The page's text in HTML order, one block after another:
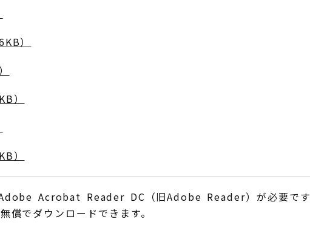
）
）
）
Adobe Acrobat Reader DC（旧Adobe Reader）が必要で
でダウンロードできます。